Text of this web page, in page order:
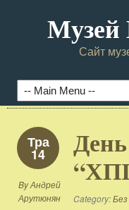
Сайт
Тра
14
ByАндрей
Арутюнян
Category: